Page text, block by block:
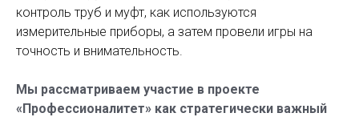
контроль труб и муфт, как используются
измерительные приборы, а затем провели игры на
точность и внимательность.
Мы рассматриваем участие в проекте
«Профессионалитет» как стратегически важный